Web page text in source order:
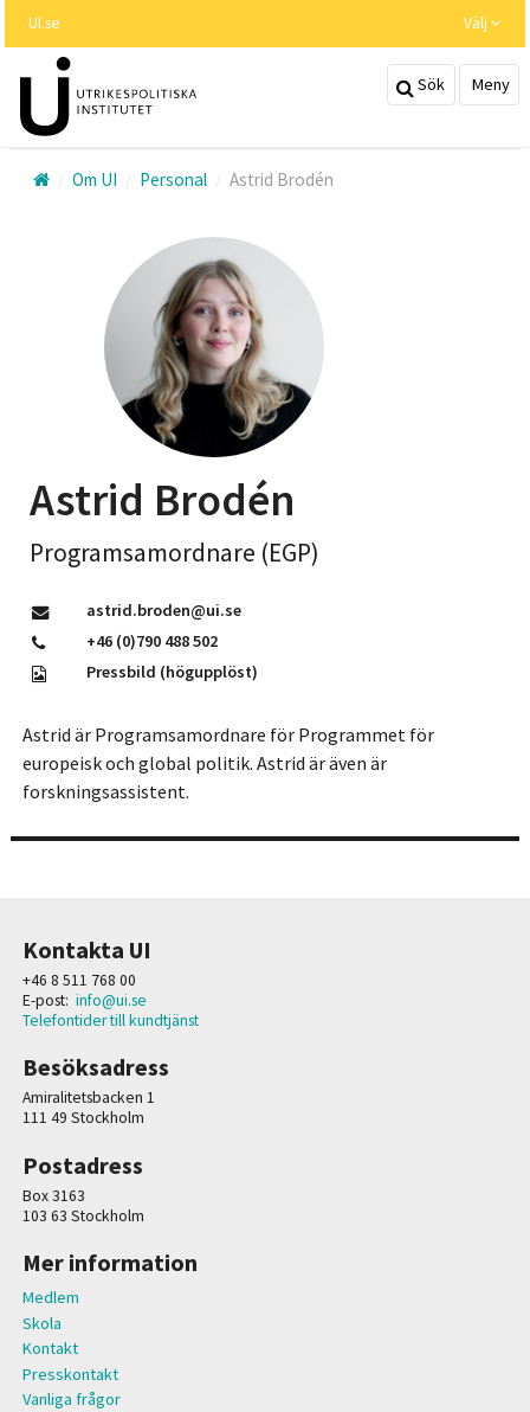
huvudinnehållet
UI.se Välj
Sök Meny
Om UI Personal Astrid Brodén
Astrid Brodén
Programsamordnare (EGP)
astrid.broden@ui.se
+46 (0)790 488 502
Pressbild (högupplöst)
Astrid är Programsamordnare för Programmet för
europeisk och global politik. Astrid är även är
forskningsassistent.
Kontakta UI
+46 8 511 768 00
E-post: info@ui.se
Telefontider till kundtjänst
Besöksadress
Amiralitetsbacken 1
111 49 Stockholm
Postadress
Box 3163
103 63 Stockholm
Mer information
Medlem
Skola
Kontakt
Presskontakt
Vanliga frågor